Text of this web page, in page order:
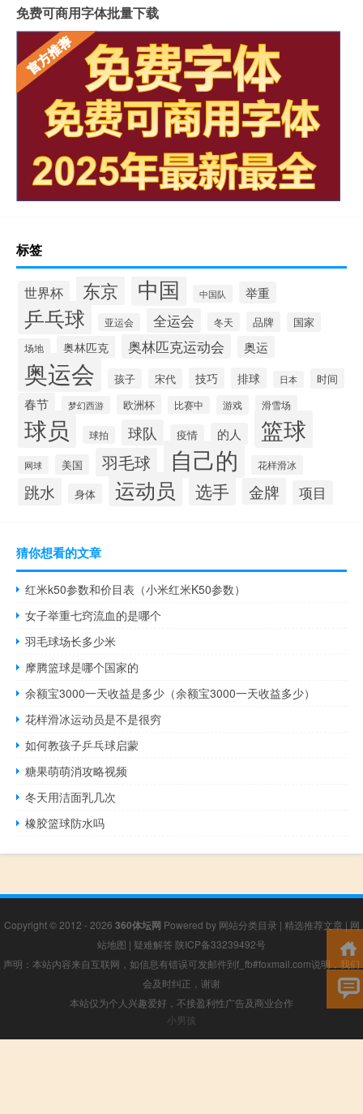
免费可商用字体批量下载
标签
世界杯 东京 中国 中国队 举重
乒乓球 亚运会 全运会 冬天 品牌 国家
场地 奥林匹克 奥林匹克运动会 奥运
奥运会 孩子 宋代 技巧 排球 日本 时间
春节 梦幻西游 欧洲杯 比赛中 游戏 滑雪场
球员 球拍 球队 疫情 的人 篮球
网球 美国 羽毛球 自己的 花样滑冰
跳水 身体 运动员 选手 金牌 项目
猜你想看的文章
红米k50参数和价目表（小米红米K50参数）
女子举重七窍流血的是哪个
羽毛球场长多少米
摩腾篮球是哪个国家的
余额宝3000一天收益是多少（余额宝3000一天收益多少）
花样滑冰运动员是不是很穷
如何教孩子乒乓球启蒙
糖果萌萌消攻略视频
冬天用洁面乳几次
橡胶篮球防水吗
Copyright © 2012 - 2026 360体坛网 Powered by 网站分类目录 | 精选推荐文章 | 网
站地图 | 疑难解答 陕ICP备33239492号
声明：本站内容来自互联网，如信息有错误可发邮件到f_fb#foxmail.com说明，我们
会及时纠正，谢谢
本站仅为个人兴趣爱好，不接盈利性广告及商业合作
小男孩